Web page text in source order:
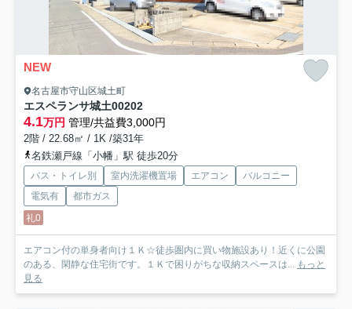
NEW
名古屋市守山区城土町
エスペランサ城土00202
4.1万円 管理/共益費3,000円
2階 / 22.68㎡ / 1K /築31年
名鉄瀬戸線「小幡」駅 徒歩20分
バス・トイレ別 室内洗濯機置場 エアコン
バルコニー
電気有
都市ガス
礼0
エアコン付の単身者向け１Ｋ☆徒歩圏内に買い物施設あり！近くに公園
のある、閑静な住宅街です。１Ｋで困りがちな収納スペースは... もっと
見る